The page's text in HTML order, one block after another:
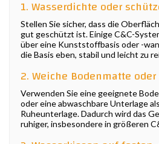
1. Wasserdichte oder
Stellen Sie sicher, dass die
gut geschützt ist. Einige C&C-
über eine Kunststoffbasis oder -
die Basis eben, stabil und leicht zu
2. Weiche Bodenmatte
Verwenden Sie eine geeignete
oder eine abwaschbare Unterlage
Ruheunterlage. Dadurch wird das
ruhiger, insbesondere in größeren